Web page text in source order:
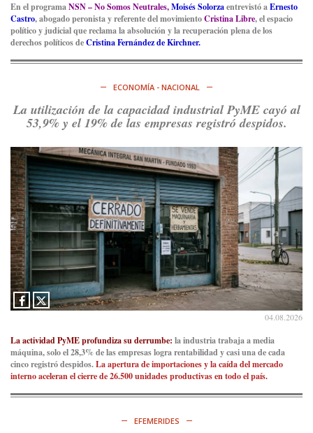
En el programaNSN – No Somos Neutrales,Moisés Solorzaentrevistó aErnesto
Castro, abogado peronista y referente del movimientoCristina Libre, el espacio
político y judicial que reclama la absolución y la recuperación plena de los
derechos políticos deCristina Fernández de Kirchner.
ECONOMÍA - NACIONAL
La utilización de la capacidad industrial PyME cayó al
53,9% y el 19% de las empresas registró despidos.
04.08.2026
La actividad PyME profundiza su derrumbe: la industria trabaja a media
máquina, solo el 28,3% de las empresas logra rentabilidad y casi una de cada
cinco registró despidos.La apertura de importaciones y la caída del mercado
interno aceleran el cierre de 26.500 unidades productivas en todo el país.
EFEMERIDES